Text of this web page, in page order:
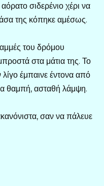
σιδερένιο χέρι να
της κόπηκε αμέσως.
του δρόμου
στα μάτια της. Το
έμπαινε έντονα από
θαμπή, ασταθή λάμψη.
σαν να πάλευε